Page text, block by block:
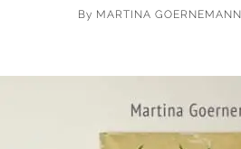
By MARTINA GOERNEMANN